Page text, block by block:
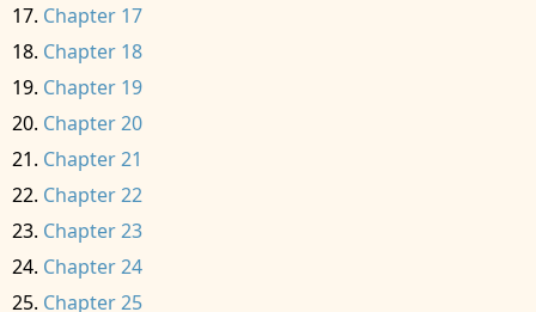
Chapter 17
Chapter 18
Chapter 19
Chapter 20
Chapter 21
Chapter 22
Chapter 23
Chapter 24
Chapter 25